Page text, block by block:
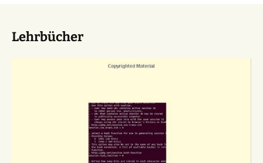
Lehrbücher